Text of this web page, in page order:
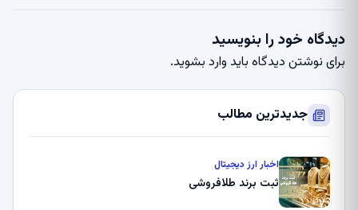
دیدگاه خود را بنویسید
برای نوشتن دیدگاه باید وارد بشوید.
جدیدترین مطالب
اخبار ارز دیجیتال
ثبت برند طلافروشی